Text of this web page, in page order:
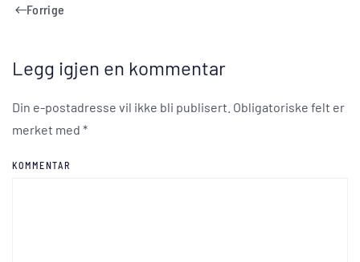
Forrige
Legg igjen en kommentar
Din e-postadresse vil ikke bli publisert. Obligatoriske felt er
merket med *
KOMMENTAR